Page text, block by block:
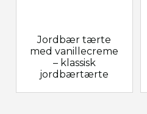
Jordbær tærte
med vanillecreme
– klassisk
jordbærtærte